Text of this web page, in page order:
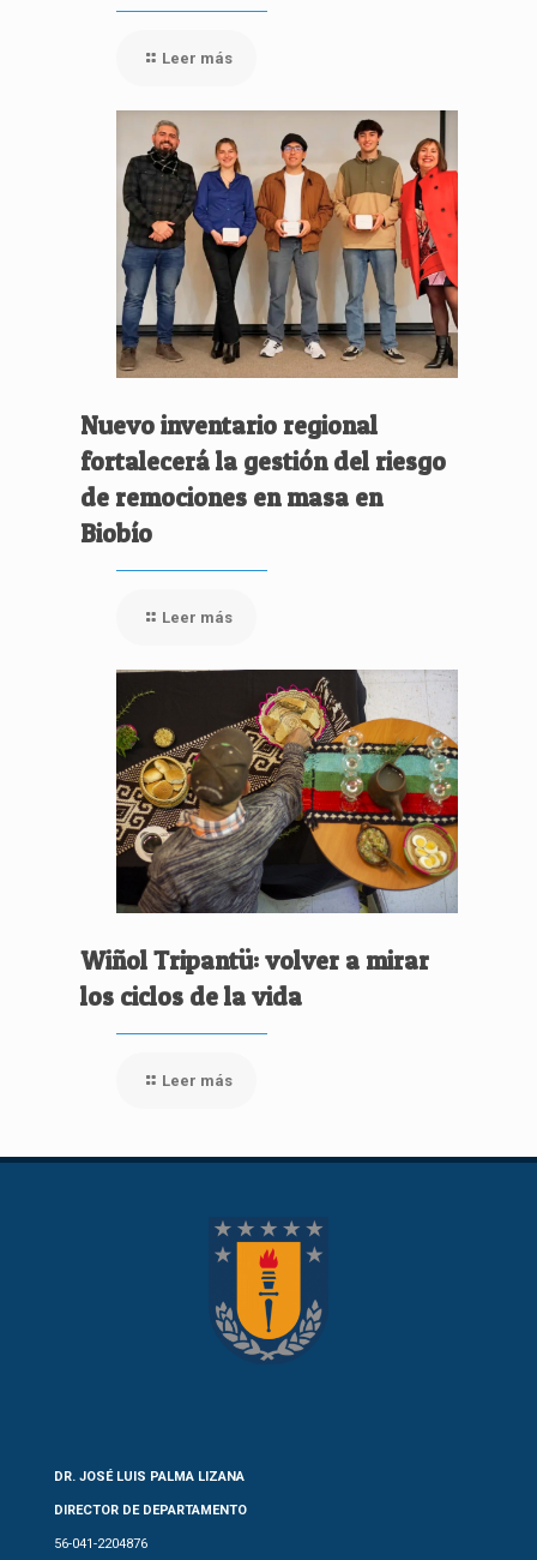
Leer más
Nuevo inventario regional
fortalecerá la gestión del riesgo
de remociones en masa en
Biobío
Leer más
Wiñol Tripantü: volver a mirar
los ciclos de la vida
Leer más
DR. JOSÉ LUIS PALMA LIZANA
DIRECTOR DE DEPARTAMENTO
56-041-2204876